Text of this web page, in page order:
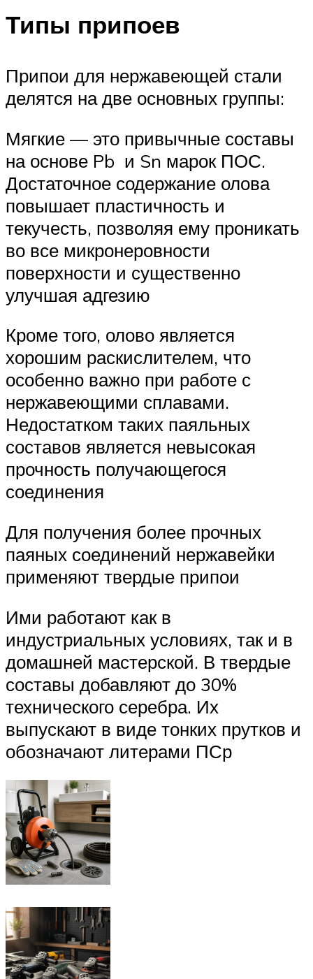
Типы припоев
Припои для нержавеющей стали
делятся на две основных группы:
Мягкие — это привычные составы
на основе Pb и Sn марок ПОС.
Достаточное содержание олова
повышает пластичность и
текучесть, позволяя ему проникать
во все микронеровности
поверхности и существенно
улучшая адгезию
Кроме того, олово является
хорошим раскислителем, что
особенно важно при работе с
нержавеющими сплавами.
Недостатком таких паяльных
составов является невысокая
прочность получающегося
соединения
Для получения более прочных
паяных соединений нержавейки
применяют твердые припои
Ими работают как в
индустриальных условиях, так и в
домашней мастерской. В твердые
составы добавляют до 30%
технического серебра. Их
выпускают в виде тонких прутков и
обозначают литерами ПСр